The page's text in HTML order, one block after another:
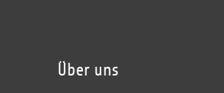
Über uns